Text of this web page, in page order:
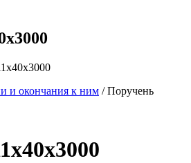
и окончания к ним / Поручень